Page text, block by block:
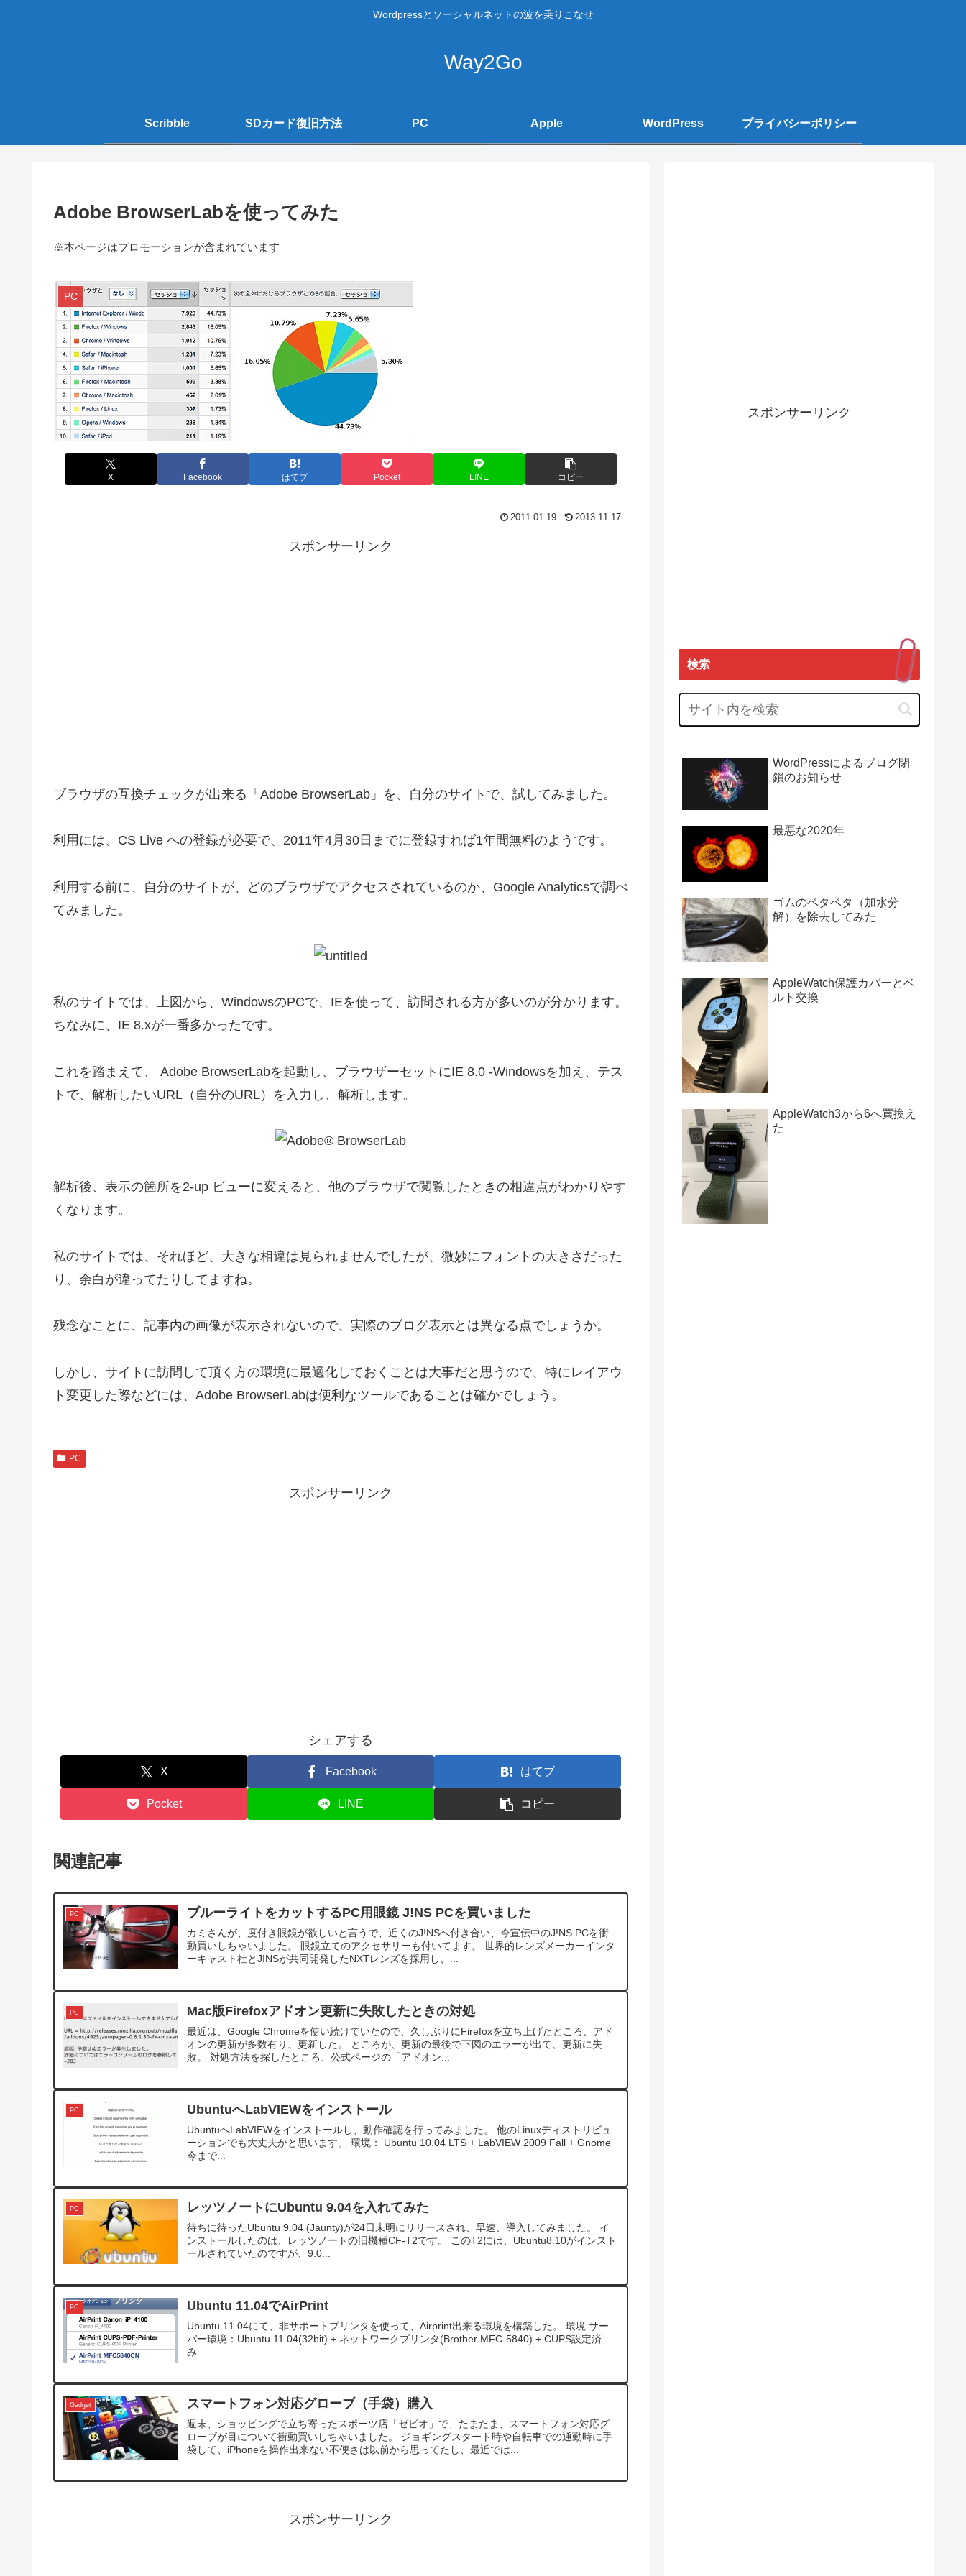
Wordpressとソーシャルネットの波を乗りこなせ
Way2Go
Scribble SDカード復旧方法 PC Apple WordPress プライバシーポリシー
Adobe BrowserLabを使ってみた
※本ページはプロモーションが含まれています
PC
X Facebook はてブ Pocket LINE コピー
2011.01.19 2013.11.17
スポンサーリンク
ブラウザの互換チェックが出来る「Adobe BrowserLab」を、自分のサイトで、試してみました。
利用には、CS Live への登録が必要で、2011年4月30日までに登録すれば1年間無料のようです。
利用する前に、自分のサイトが、どのブラウザでアクセスされているのか、Google Analyticsで調べ
てみました。
私のサイトでは、上図から、WindowsのPCで、IEを使って、訪問される方が多いのが分かります。
ちなみに、IE 8.xが一番多かったです。
これを踏まえて、 Adobe BrowserLabを起動し、ブラウザーセットにIE 8.0 -Windowsを加え、テス
トで、解析したいURL（自分のURL）を入力し、解析します。
解析後、表示の箇所を2-up ビューに変えると、他のブラウザで閲覧したときの相違点がわかりやす
くなります。
私のサイトでは、それほど、大きな相違は見られませんでしたが、微妙にフォントの大きさだった
り、余白が違ってたりしてますね。
残念なことに、記事内の画像が表示されないので、実際のブログ表示とは異なる点でしょうか。
しかし、サイトに訪問して頂く方の環境に最適化しておくことは大事だと思うので、特にレイアウ
ト変更した際などには、Adobe BrowserLabは便利なツールであることは確かでしょう。
PC
スポンサーリンク
シェアする
X Facebook はてブ
Pocket LINE コピー
関連記事
PC ブルーライトをカットするPC用眼鏡 J!NS PCを買いました
カミさんが、度付き眼鏡が欲しいと言うで、近くのJ!NSへ付き合い、今宣伝中のJ!NS PCを衝
動買いしちゃいました。 眼鏡立てのアクセサリーも付いてます。 世界的レンズメーカーインタ
ーキャスト社とJINSが共同開発したNXTレンズを採用し、...
PC Mac版Firefoxアドオン更新に失敗したときの対処
最近は、Google Chromeを使い続けていたので、久しぶりにFirefoxを立ち上げたところ、アド
オンの更新が多数有り、更新した。 ところが、更新の最後で下図のエラーが出て、更新に失
敗。 対処方法を探したところ、公式ページの「アドオン...
PC UbuntuへLabVIEWをインストール
UbuntuへLabVIEWをインストールし、動作確認を行ってみました。 他のLinuxディストリビュ
ーションでも大丈夫かと思います。 環境： Ubuntu 10.04 LTS + LabVIEW 2009 Fall + Gnome
今まで...
PC レッツノートにUbuntu 9.04を入れてみた
待ちに待ったUbuntu 9.04 (Jaunty)が24日未明にリリースされ、早速、導入してみました。 イ
ンストールしたのは、レッツノートの旧機種CF-T2です。 このT2には、Ubuntu8.10がインスト
ールされていたのですが、9.0...
PC Ubuntu 11.04でAirPrint
Ubuntu 11.04にて、非サポートプリンタを使って、Airprint出来る環境を構築した。 環境 サー
バー環境：Ubuntu 11.04(32bit) + ネットワークプリンタ(Brother MFC-5840) + CUPS設定済
み...
Gadget スマートフォン対応グローブ（手袋）購入
週末、ショッピングで立ち寄ったスポーツ店「ゼビオ」で、たまたま、スマートフォン対応グ
ローブが目について衝動買いしちゃいました。 ジョギングスタート時や自転車での通勤時に手
袋して、iPhoneを操作出来ない不便さは以前から思ってたし、最近では...
スポンサーリンク
スポンサーリンク
検索
WordPressによるブログ閉
鎖のお知らせ
最悪な2020年
ゴムのベタベタ（加水分
解）を除去してみた
AppleWatch保護カバーとベ
ルト交換
AppleWatch3から6へ買換え
た